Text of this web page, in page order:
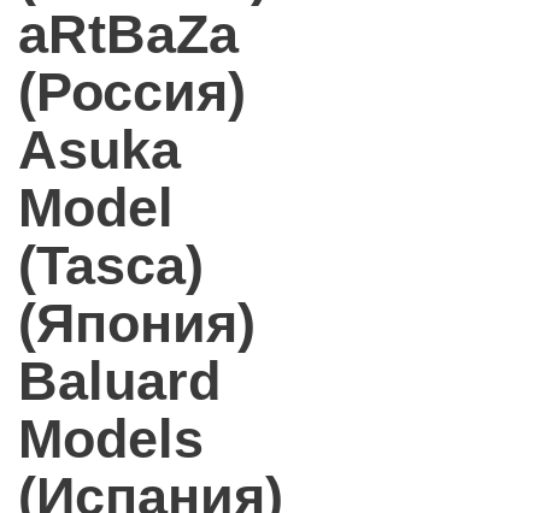
aRtBaZa
(Россия)
Asuka
Model
(Tasca)
(Япония)
Baluard
Models
(Испания)